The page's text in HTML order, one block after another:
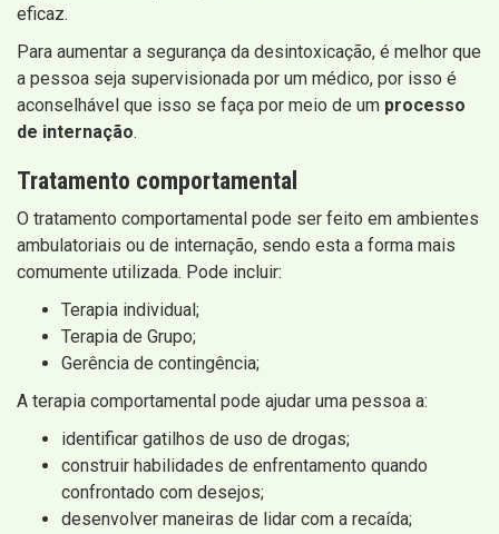
eficaz.
Para aumentar a segurança da desintoxicação, é melhor que
a pessoa seja supervisionada por um médico, por isso é
aconselhável que isso se faça por meio de um processo
de internação.
Tratamento comportamental
O tratamento comportamental pode ser feito em ambientes
ambulatoriais ou de internação, sendo esta a forma mais
comumente utilizada. Pode incluir:
Terapia individual;
Terapia de Grupo;
Gerência de contingência;
A terapia comportamental pode ajudar uma pessoa a:
identificar gatilhos de uso de drogas;
construir habilidades de enfrentamento quando
confrontado com desejos;
desenvolver maneiras de lidar com a recaída;